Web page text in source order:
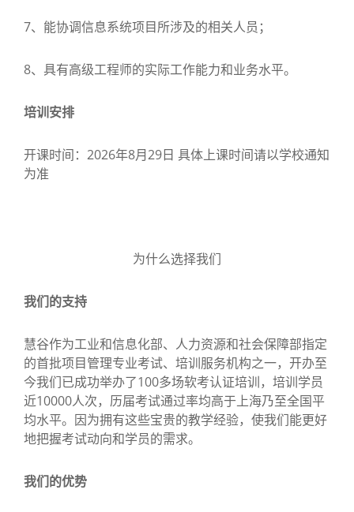
7、能协调信息系统项目所涉及的相关人员；
8、具有高级工程师的实际工作能力和业务水平。
培训安排
开课时间：2026年8月29日 具体上课时间请以学校通知
为准
为什么选择我们
我们的支持
慧谷作为工业和信息化部、人力资源和社会保障部指定
的首批项目管理专业考试、培训服务机构之一，开办至
今我们已成功举办了100多场软考认证培训，培训学员
近10000人次，历届考试通过率均高于上海乃至全国平
均水平。因为拥有这些宝贵的教学经验，使我们能更好
地把握考试动向和学员的需求。
我们的优势